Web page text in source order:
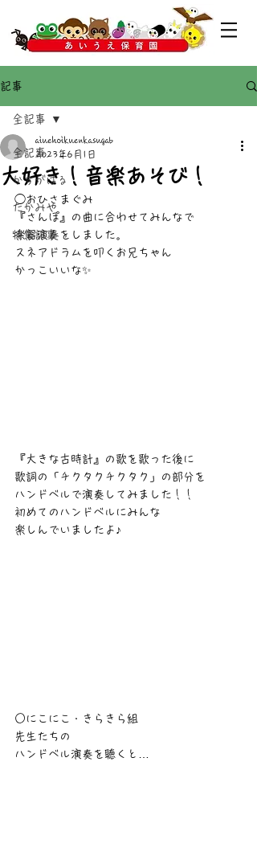
記事
全記事
かすがばる
たかみや
特集記事
全記事
大好き！音楽あそび！
aiuehoikuenkasugab
2023年6月1日
◯おひさまぐみ
『さんぽ』の曲に合わせてみんなで
楽器演奏をしました。
スネアドラムを叩くお兄ちゃん
かっこいいな✨
『大きな古時計』の歌を歌った後に
歌詞の「チクタクチクタク」の部分を
ハンドベルで演奏してみました！！
初めてのハンドベルにみんな
楽しんでいましたよ♪
○にこにこ・きらきら組
先生たちの
ハンドベル演奏を聴くと…